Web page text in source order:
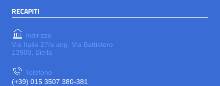
RECAPITI
Indirizzo
Via Italia 27/a ang. Via Battistero
13900, Biella
Telefono
(+39) 015 3507 380-381